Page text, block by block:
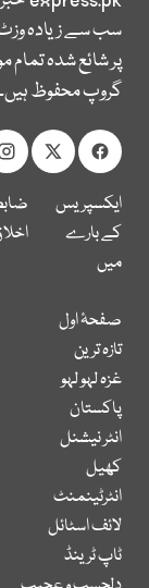
سب سے زیادہ
پر شائع شدہ
گروپ محفوظ
ایکسپریس
کے بارے
میں
صفحۂ اول
تازہ ترین
غزہ لہو لہو
پاکستان
انٹر نیشنل
کھیل
انٹرٹینمنٹ
لائف اسٹائل
ٹاپ ٹرینڈ